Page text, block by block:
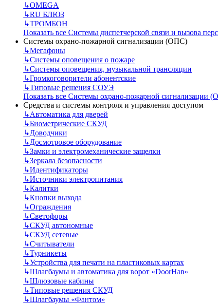
↳OMEGA
↳RU БЛЮЗ
↳ТРОМБОН
Показать все Системы диспетчерской связи и вызова
Системы охрано-пожарной сигнализации (ОПС)
↳Мегафоны
↳Системы оповещения о пожаре
↳Системы оповещения, музыкальной трансляции
↳Громкоговорители абонентские
↳Типовые решения СОУЭ
Показать все Системы охрано-пожарной сигнализации
Средства и системы контроля и управления доступом
↳Автоматика для дверей
↳Биометрические СКУД
↳Доводчики
↳Досмотровое оборудование
↳Замки и электромеханические защелки
↳Зеркала безопасности
↳Идентификаторы
↳Источники электропитания
↳Калитки
↳Кнопки выхода
↳Ограждения
↳Светофоры
↳СКУД автономные
↳СКУД сетевые
↳Считыватели
↳Турникеты
↳Устройства для печати на пластиковых картах
↳Шлагбаумы и автоматика для ворот «DoorHan»
↳Шлюзовые кабины
↳Типовые решения СКУД
↳Шлагбаумы «Фантом»